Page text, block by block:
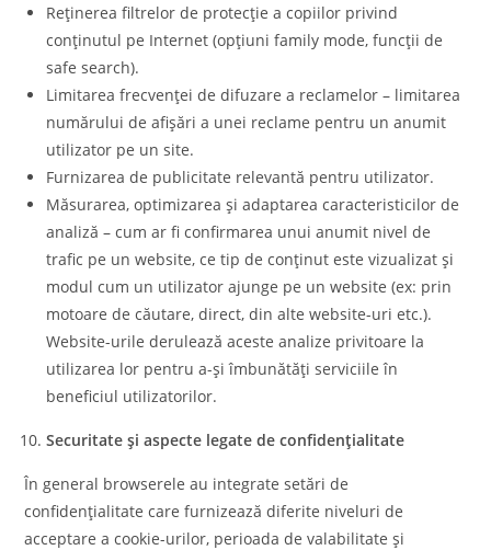
Reținerea filtrelor de protecție a copiilor privind
conținutul pe Internet (opțiuni family mode, funcții de
safe search).
Limitarea frecvenței de difuzare a reclamelor – limitarea
numărului de afișări a unei reclame pentru un anumit
utilizator pe un site.
Furnizarea de publicitate relevantă pentru utilizator.
Măsurarea, optimizarea și adaptarea caracteristicilor de
analiză – cum ar fi confirmarea unui anumit nivel de
trafic pe un website, ce tip de conținut este vizualizat și
modul cum un utilizator ajunge pe un website (ex: prin
motoare de căutare, direct, din alte website-uri etc.).
Website-urile derulează aceste analize privitoare la
utilizarea lor pentru a-și îmbunătăți serviciile în
beneficiul utilizatorilor.
Securitate și aspecte legate de confidențialitate
În general browserele au integrate setări de
confidențialitate care furnizează diferite niveluri de
acceptare a cookie-urilor, perioada de valabilitate și